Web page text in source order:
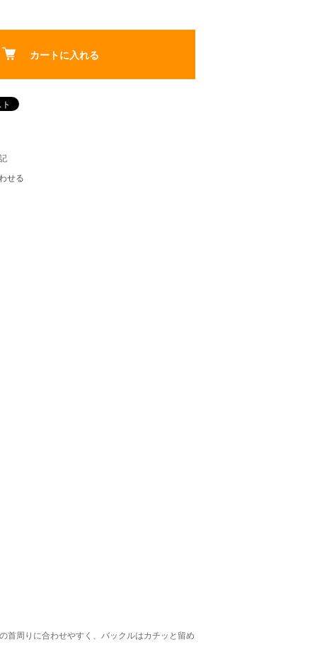
カートに入れる
せる
首周りに合わせやすく、バックルはカチッと留め